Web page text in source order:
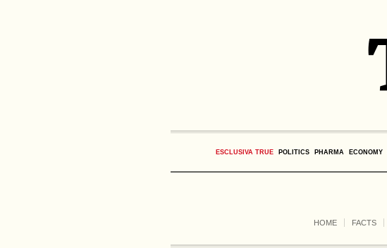
ESCLUSIVA TRUE POLITICS PHARMA ECONOMY
HOME FACTS